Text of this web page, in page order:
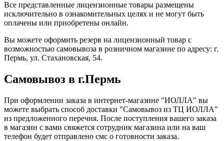
Все представленные лицензионные товары размещены
исключительно в ознакомительных целях и не могут быть
оплачены или приобретены онлайн.
Вы можете оформить резерв на лицензионный товар с
возможностью самовывоза в розничном магазине по адресу: г.
Пермь, ул. Стахановская, 54.
Самовывоз в г.Пермь
При оформлении заказа в интернет-магазине "ИОЛЛА" вы
можете выбрать способ доставки "Самовывоз из ТЦ ИОЛЛА"
из предложенного перечня. После поступления вашего заказа
в магазин с вами свяжется сотрудник магазина или на ваш
телефон будет отправлено смс о готовности заказа.